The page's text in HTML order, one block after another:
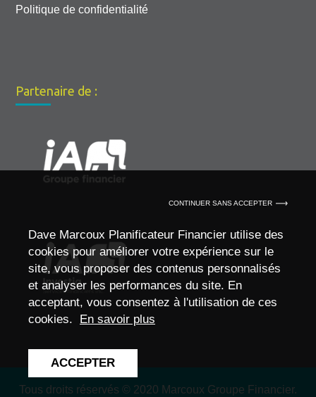
CONTINUER SANS ACCEPTER
Dave Marcoux Planificateur Financier utilise des
cookies pour améliorer votre expérience sur le
site, vous proposer des contenus personnalisés
et analyser les performances du site. En
acceptant, vous consentez à l'utilisation de ces
cookies. En savoir plus
ACCEPTER
Politique de confidentialité
Partenaire de :
Tous droits réservés © 2020 Marcoux Groupe Financier.